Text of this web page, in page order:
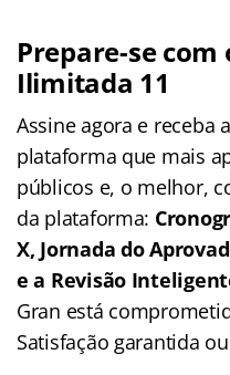
Prepare-se
Ilimitada 11
Assine agora e receba
plataforma que mais
públicos e, o melhor,
da plataforma:
X, Jornada do
e a Revisão
Gran está
Satisfação garantida